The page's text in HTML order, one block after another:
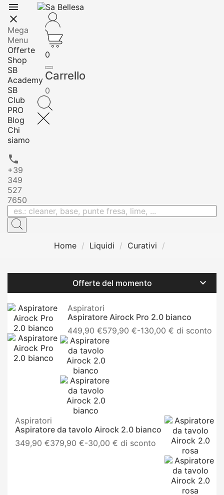


Mega
Menu
Offerte
Shop
SB
Academy
SB
Club
PRO
Blog
Chi
siamo

+39
349
527
7650
0
Carrello
0
Home Liquidi Curativi
Offerte del momento 
Aspiratori
Aspiratore Airock Pro 2.0 bianco
449,90 €579,90 €Prezzo
-130,00 € di sconto
Aspiratori
Aspiratore da tavolo Airock 2.0 bianco
349,90 €379,90 €Prezzo
-30,00 € di sconto